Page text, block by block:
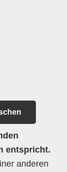
entspricht.
anderen